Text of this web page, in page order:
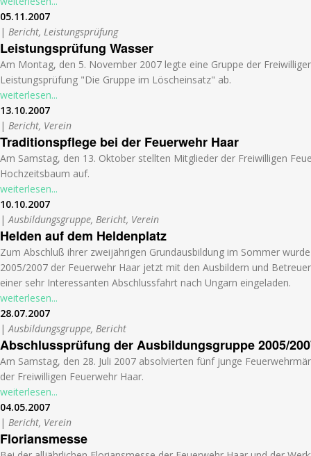
05.11.2007
| Bericht, Leistungsprüfung
Leistungsprüfung Wasser
Am Montag, den 5. November 2007 legte eine Gruppe der
Leistungsprüfung "Die Gruppe im Löscheinsatz" ab.
weiterlesen...
13.10.2007
| Bericht, Verein
Traditionspflege bei der Feuerwehr Haar
Am Samstag, den 13. Oktober stellten Mitglieder der Freiwilligen
Hochzeitsbaum auf.
weiterlesen...
10.10.2007
| Ausbildungsgruppe, Bericht, Verein
Helden auf dem Heldenplatz
Zum Abschluß ihrer zweijährigen Grundausbildung im Sommer
2005/2007 der Feuerwehr Haar jetzt mit den Ausbildern und
einer sehr Interessanten Abschlussfahrt nach Ungarn eingeladen.
weiterlesen...
28.07.2007
| Ausbildungsgruppe, Bericht
Abschlussprüfung der Ausbildungsgruppe 2005/
Am Samstag, den 28. Juli 2007 absolvierten fünf junge
der Freiwilligen Feuerwehr Haar.
weiterlesen...
04.05.2007
| Bericht, Verein
Floriansmesse